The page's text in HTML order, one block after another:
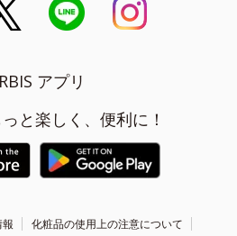
アプリ
と楽しく、便利に！
化粧品の使用上の注意について